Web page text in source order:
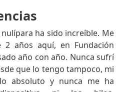
ha sido increíble. Me
años aquí, en Fundación
año con año. Nunca sufrí
que lo tengo tampoco, mi
absoluto y nunca me ha